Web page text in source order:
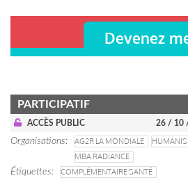
Devenez
PARTICIPATIF
ACCÈS PUBLIC 26 / 10
Organisations AG2R LA MONDIALE
HUMANIS
MBA RADIANCE
Étiquettes
COMPLÉMENTAIRE SANTÉ